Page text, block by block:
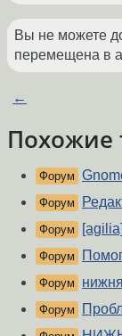
Вы не можете
перемещена в
←
Похожие
Форум
Форум
Форум
Форум
Форум
Форум